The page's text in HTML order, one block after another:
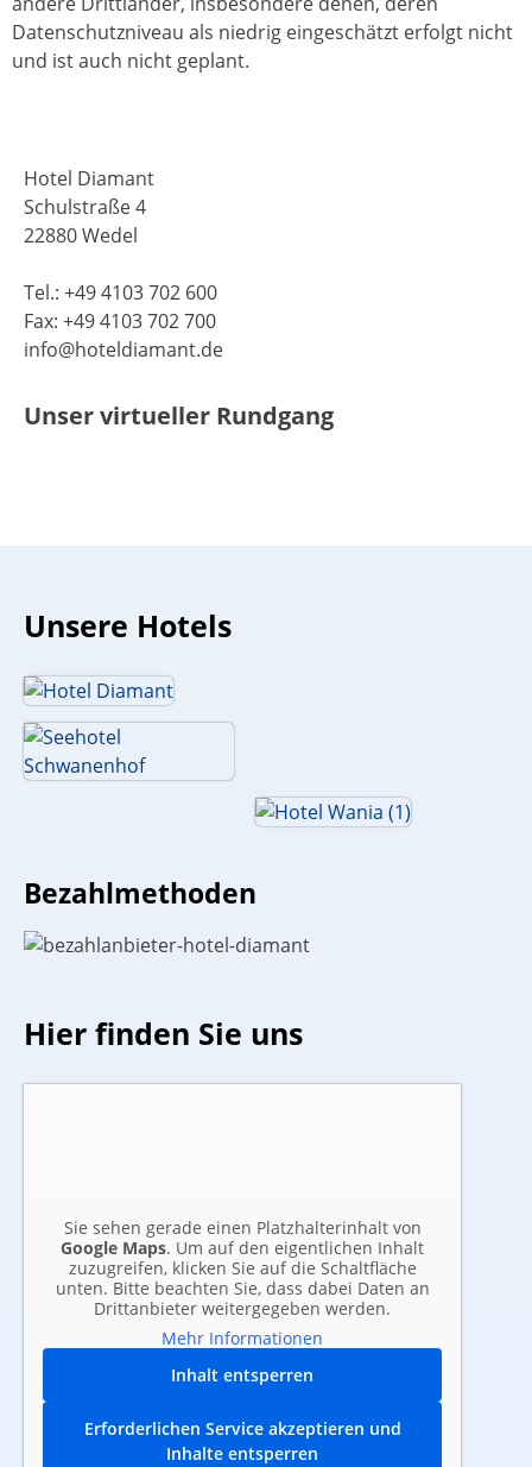
Datenschutzniveau als niedrig eingeschätzt erfolgt nicht
und ist auch nicht geplant.
Hotel Diamant
Schulstraße 4
22880 Wedel
Tel.: +49 4103 702 600
Fax: +49 4103 702 700
info@hoteldiamant.de
Unser virtueller Rundgang
Unsere Hotels
Bezahlmethoden
Hier finden Sie uns
Sie sehen gerade einen Platzhalterinhalt von
Google Maps. Um auf den eigentlichen Inhalt
zuzugreifen, klicken Sie auf die Schaltfläche
unten. Bitte beachten Sie, dass dabei Daten an
Drittanbieter weitergegeben werden.
Mehr Informationen
Inhalt entsperren
Erforderlichen Service akzeptieren und
Inhalte entsperren